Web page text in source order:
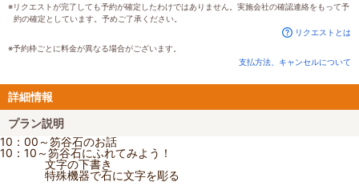
※リクエストが完了しても予約が確定したわけではありません。実施会社の確認連絡をもって予
約の確定としています。予めご了承ください。
リクエストとは
※予約枠ごとに料金が異なる場合がございます。
支払方法、キャンセルについて
詳細情報
プラン説明
10：00～笏谷石のお話
10：10～笏谷石にふれてみよう！
文字の下書き
特殊機器で石に文字を彫る